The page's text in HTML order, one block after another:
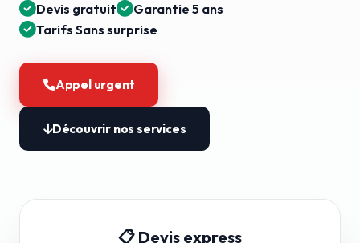
Devis gratuit
Garantie 5 ans
Tarifs Sans surprise
Appel urgent
Découvrir nos services
📋 Devis express